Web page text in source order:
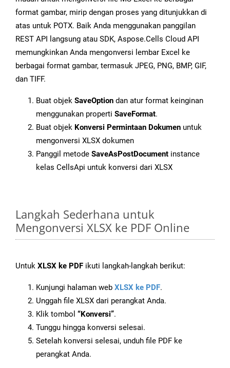
format gambar, mirip dengan proses yang ditunjukkan di
atas untuk POTX. Baik Anda menggunakan panggilan
REST API langsung atau SDK, Aspose.Cells Cloud API
memungkinkan Anda mengonversi lembar Excel ke
berbagai format gambar, termasuk JPEG, PNG, BMP, GIF,
dan TIFF.
Buat objek SaveOption dan atur format keinginan
menggunakan properti SaveFormat.
Buat objek Konversi Permintaan Dokumen untuk
mengonversi XLSX dokumen
Panggil metode SaveAsPostDocument instance
kelas CellsApi untuk konversi dari XLSX
Langkah Sederhana untuk
Mengonversi XLSX ke PDF Online
Untuk XLSX ke PDF ikuti langkah-langkah berikut:
Kunjungi halaman web XLSX ke PDF.
Unggah file XLSX dari perangkat Anda.
Klik tombol “Konversi”.
Tunggu hingga konversi selesai.
Setelah konversi selesai, unduh file PDF ke
perangkat Anda.